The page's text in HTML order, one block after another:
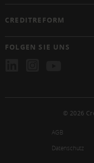
CREDITREFORM
FOLGEN SIE UNS
© 2026
AGB
Datenschutz